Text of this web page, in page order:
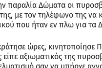
παραλία Δώματα οι
με τον τηλέφωνο της να
που ήταν εν πλω για
ώρες, κινητοποίησε
αξιωματικός της